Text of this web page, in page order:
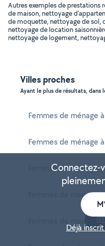
Autres exemples de prestations
de maison, nettoyage
de moquette, nettoyage de sol,
nettoyage de location
nettoyage de logement,
Villes proches
Ayant le plus de résultats, dans
Femmes de ménage
Femmes de ménage
Femmes de ménage
Femmes de ménage
Connectez-
Déjà